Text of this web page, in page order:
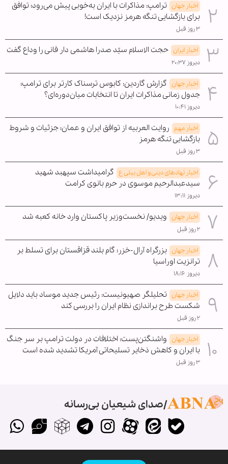
اخبار جهان ترامپ: مذاکرات با ایران به‌خوبی پیش می‌رود؛ توافق
برای بازگشایی تنگه هرمز نزدیک است!
۳ روز قبل
اخبار ایران حجت الاسلام سیّد صدرا هاشمی دار فانی را وداع گفت
دیروز ۲۰:۳۷
اخبار جهان گزارش گاردین: کابوس ترسناک کارتر برای ترامپ؛
جدول زمانی مذاکرات ایران تا انتخابات میان‌دوره‌ای؟
دیروز ۱۰:۴۱
اخبار مهم روایت العربیه از توافق ایران و عمان؛ جزئیات و شروط
بازگشایی تنگه هرمز
۳ روز قبل
اخبار نهادهای دینی و اهل بیتی ع گرامیداشت سپهبد شهید
سیدعبدالرحیم موسوی در حرم بانوی کرامت
دیروز ۱۳:۱۱
اخبار جهان ویدیو/ نخست‌وزیر پاکستان وارد خانه کعبه شد
۲ روز قبل
اخبار جهان بزرگراه آرال-خزر؛ گام بلند قزاقستان برای تسلط بر
ترانزیت اوراسیا
دیروز ۱۸:۱۶
اخبار جهان تحلیلگر صهیونیست: رئیس جدید موساد باید دلایل
شکست طرح براندازی نظام ایران را بررسی کند
۲ روز قبل
اخبار جهان واشنگتن‌پست: اختلافات در دولت ترامپ بر سر جنگ
با ایران و کاهش ذخایر تسلیحاتی آمریکا تشدید شده است
۳ روز قبل
صدای شیعیان بی‌رسانه